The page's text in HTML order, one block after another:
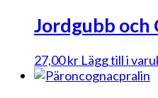
Jordgubb och
27,00kr Lägg till i